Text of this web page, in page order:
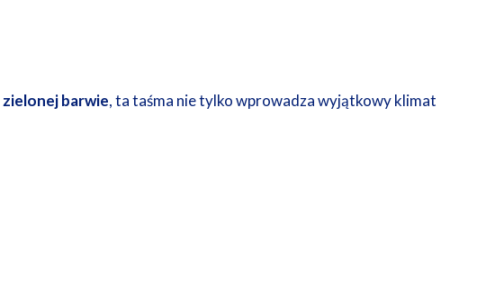
zielonej barwie, ta taśma nie tylko wprowadza wyjątkowy klimat